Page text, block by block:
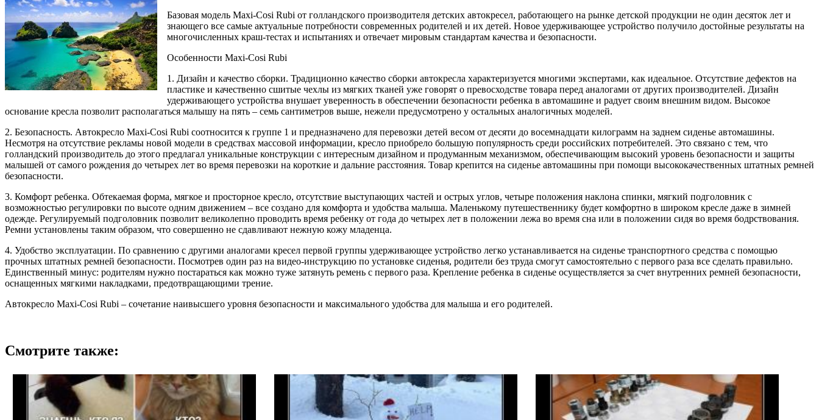
Базовая модель Maxi-Cosi Rubi от голландского производителя детских автокресел, работающего на рынке детской продукции не один десяток лет и
знающего все самые актуальные потребности современных родителей и их детей. Новое удерживающее устройство получило достойные результаты на
многочисленных краш-тестах и испытаниях и отвечает мировым стандартам качества и безопасности.
Особенности Maxi-Cosi Rubi
1. Дизайн и качество сборки. Традиционно качество сборки автокресла характеризуется многими экспертами, как идеальное. Отсутствие дефектов на
пластике и качественно сшитые чехлы из мягких тканей уже говорят о превосходстве товара перед аналогами от других производителей. Дизайн
удерживающего устройства внушает уверенность в обеспечении безопасности ребенка в автомашине и радует своим внешним видом. Высокое
основание кресла позволит располагаться малышу на пять – семь сантиметров выше, нежели предусмотрено у остальных аналогичных моделей.
2. Безопасность. Автокресло Maxi-Cosi Rubi соотносится к группе 1 и предназначено для перевозки детей весом от десяти до восемнадцати килограмм на заднем сиденье автомашины.
Несмотря на отсутствие рекламы новой модели в средствах массовой информации, кресло приобрело большую популярность среди российских потребителей. Это связано с тем, что
голландский производитель до этого предлагал уникальные конструкции с интересным дизайном и продуманным механизмом, обеспечивающим высокий уровень безопасности и защиты
малышей от самого рождения до четырех лет во время перевозки на короткие и дальние расстояния. Товар крепится на сиденье автомашины при помощи высококачественных штатных ремней
безопасности.
3. Комфорт ребенка. Обтекаемая форма, мягкое и просторное кресло, отсутствие выступающих частей и острых углов, четыре положения наклона спинки, мягкий подголовник с
возможностью регулировки по высоте одним движением – все создано для комфорта и удобства малыша. Маленькому путешественнику будет комфортно в широком кресле даже в зимней
одежде. Регулируемый подголовник позволит великолепно проводить время ребенку от года до четырех лет в положении лежа во время сна или в положении сидя во время бодрствования.
Ремни установлены таким образом, что совершенно не сдавливают нежную кожу младенца.
4. Удобство эксплуатации. По сравнению с другими аналогами кресел первой группы удерживающее устройство легко устанавливается на сиденье транспортного средства с помощью
прочных штатных ремней безопасности. Посмотрев один раз на видео-инструкцию по установке сиденья, родители без труда смогут самостоятельно с первого раза все сделать правильно.
Единственный минус: родителям нужно постараться как можно туже затянуть ремень с первого раза. Крепление ребенка в сиденье осуществляется за счет внутренних ремней безопасности,
оснащенных мягкими накладками, предотвращающими трение.
Автокресло Maxi-Cosi Rubi – сочетание наивысшего уровня безопасности и максимального удобства для малыша и его родителей.
Смотрите также: